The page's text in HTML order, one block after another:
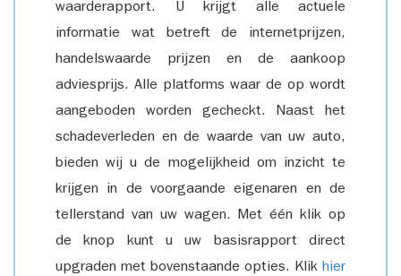
waarderapport. U krijgt alle actuele
informatie wat betreft de internetprijzen,
handelswaarde prijzen en de aankoop
adviesprijs. Alle platforms waar de op wordt
aangeboden worden gecheckt. Naast het
schadeverleden en de waarde van uw auto,
bieden wij u de mogelijkheid om inzicht te
krijgen in de voorgaande eigenaren en de
tellerstand van uw wagen. Met één klik op
de knop kunt u uw basisrapport direct
upgraden met bovenstaande opties. Klik hier